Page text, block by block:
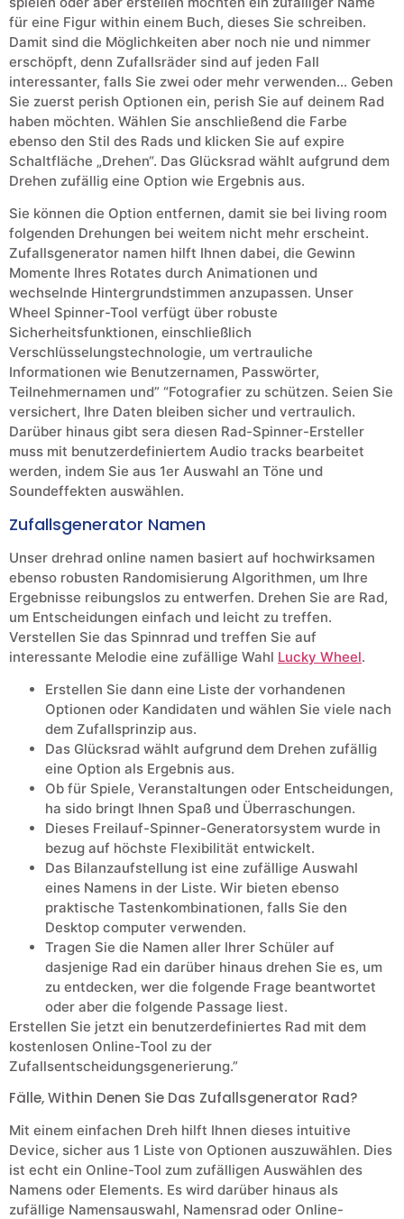
für eine Figur within einem Buch, dieses Sie schreiben.
Damit sind die Möglichkeiten aber noch nie und nimmer
erschöpft, denn Zufallsräder sind auf jeden Fall
interessanter, falls Sie zwei oder mehr verwenden… Geben
Sie zuerst perish Optionen ein, perish Sie auf deinem Rad
haben möchten. Wählen Sie anschließend die Farbe
ebenso den Stil des Rads und klicken Sie auf expire
Schaltfläche „Drehen“. Das Glücksrad wählt aufgrund dem
Drehen zufällig eine Option wie Ergebnis aus.
Sie können die Option entfernen, damit sie bei living room
folgenden Drehungen bei weitem nicht mehr erscheint.
Zufallsgenerator namen hilft Ihnen dabei, die Gewinn
Momente Ihres Rotates durch Animationen und
wechselnde Hintergrundstimmen anzupassen. Unser
Wheel Spinner-Tool verfügt über robuste
Sicherheitsfunktionen, einschließlich
Verschlüsselungstechnologie, um vertrauliche
Informationen wie Benutzernamen, Passwörter,
Teilnehmernamen und” “Fotografier zu schützen. Seien Sie
versichert, Ihre Daten bleiben sicher und vertraulich.
Darüber hinaus gibt sera diesen Rad-Spinner-Ersteller
muss mit benutzerdefiniertem Audio tracks bearbeitet
werden, indem Sie aus 1er Auswahl an Töne und
Soundeffekten auswählen.
Zufallsgenerator Namen
Unser drehrad online namen basiert auf hochwirksamen
ebenso robusten Randomisierung Algorithmen, um Ihre
Ergebnisse reibungslos zu entwerfen. Drehen Sie are Rad,
um Entscheidungen einfach und leicht zu treffen.
Verstellen Sie das Spinnrad und treffen Sie auf
interessante Melodie eine zufällige Wahl Lucky Wheel.
Erstellen Sie dann eine Liste der vorhandenen
Optionen oder Kandidaten und wählen Sie viele nach
dem Zufallsprinzip aus.
Das Glücksrad wählt aufgrund dem Drehen zufällig
eine Option als Ergebnis aus.
Ob für Spiele, Veranstaltungen oder Entscheidungen,
ha sido bringt Ihnen Spaß und Überraschungen.
Dieses Freilauf-Spinner-Generatorsystem wurde in
bezug auf höchste Flexibilität entwickelt.
Das Bilanzaufstellung ist eine zufällige Auswahl
eines Namens in der Liste. Wir bieten ebenso
praktische Tastenkombinationen, falls Sie den
Desktop computer verwenden.
Tragen Sie die Namen aller Ihrer Schüler auf
dasjenige Rad ein darüber hinaus drehen Sie es, um
zu entdecken, wer die folgende Frage beantwortet
oder aber die folgende Passage liest.
Erstellen Sie jetzt ein benutzerdefiniertes Rad mit dem
kostenlosen Online-Tool zu der
Zufallsentscheidungsgenerierung.”
Fälle, Within Denen Sie Das Zufallsgenerator Rad?
Mit einem einfachen Dreh hilft Ihnen dieses intuitive
Device, sicher aus 1 Liste von Optionen auszuwählen. Dies
ist echt ein Online-Tool zum zufälligen Auswählen des
Namens oder Elements. Es wird darüber hinaus als
zufällige Namensauswahl, Namensrad oder Online-